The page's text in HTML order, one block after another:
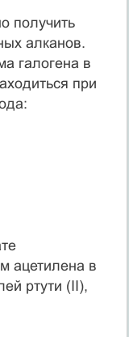
получить
алканов.
галогена в
при
ацетилена в
ртути (II),